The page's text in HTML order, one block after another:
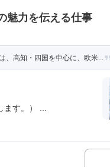
魅力を伝える仕事
、高知・四国を中心に、欧米...
す。） ...